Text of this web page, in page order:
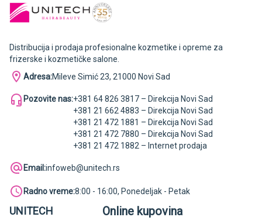
Distribucija i prodaja profesionalne kozmetike i opreme za
frizerske i kozmetičke salone.
Adresa:Mileve Simić 23, 21000 Novi Sad
Pozovite nas:+381 64 826 3817 – Direkcija Novi Sad
+381 21 662 4883 – Direkcija Novi Sad
+381 21 472 1881 – Direkcija Novi Sad
+381 21 472 7880 – Direkcija Novi Sad
+381 21 472 1882 – Internet prodaja
Email:infoweb@unitech.rs
Radno vreme:8:00 - 16:00, Ponedeljak - Petak
UNITECH Online kupovina